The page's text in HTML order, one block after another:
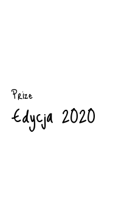
Prize
Edycja 2020